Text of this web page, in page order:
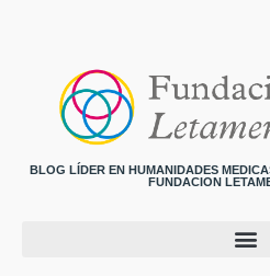
BLOG LÍDER EN HUMANIDADES
FUNDACION